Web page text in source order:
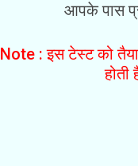
आपके पास
Note : इस टेस्ट को